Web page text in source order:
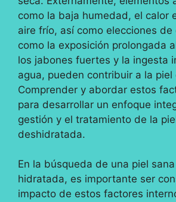
como la baja humedad, el calor
aire frío, así como elecciones
como la exposición prolongada
los jabones fuertes y la ingesta
agua, pueden contribuir a la
Comprender y abordar estos
para desarrollar un enfoque
gestión y el tratamiento de la
deshidratada.
En la búsqueda de una piel
hidratada, es importante ser
impacto de estos factores